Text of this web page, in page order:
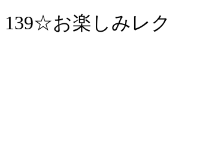
139☆お楽しみレク